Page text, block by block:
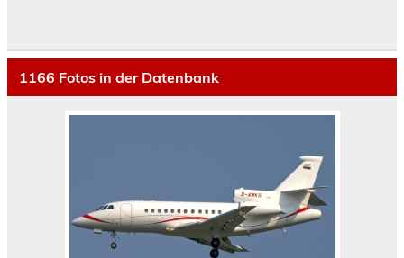
1166 Fotos in der Datenbank